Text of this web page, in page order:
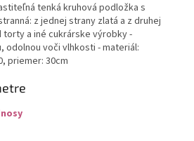
tenká kruhová podložka s
z jednej strany zlatá a z druhej
a iné cukrárske výrobky -
odolnou voči vlhkosti - materiál:
priemer: 30cm